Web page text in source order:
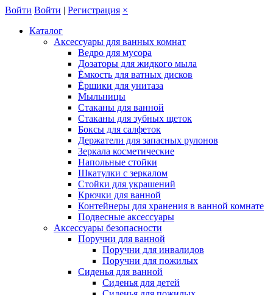
Войти Войти | Регистрация ×
Каталог
Аксессуары для ванных комнат
Ведро для мусора
Дозаторы для жидкого мыла
Ёмкость для ватных дисков
Ёршики для унитаза
Мыльницы
Стаканы для ванной
Стаканы для зубных щеток
Боксы для салфеток
Держатели для запасных рулонов
Зеркала косметические
Напольные стойки
Шкатулки с зеркалом
Стойки для украшений
Крючки для ванной
Контейнеры для хранения в ванной комнате
Подвесные аксессуары
Аксессуары безопасности
Поручни для ванной
Поручни для инвалидов
Поручни для пожилых
Сиденья для ванной
Сиденья для детей